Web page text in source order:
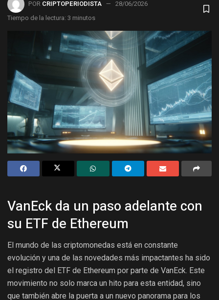
POR CRIPTOPERIODISTA
28/06/2026
Tiempo de la lectura: 3 minutos
VanEck da un paso adelante con
su ETF de Ethereum
El mundo de las criptomonedas está en constante
evolución y una de las novedades más impactantes ha sido
el registro del ETF de Ethereum por parte de VanEck. Este
movimiento no solo marca un hito para esta entidad, sino
que también abre la puerta a un nuevo panorama para los